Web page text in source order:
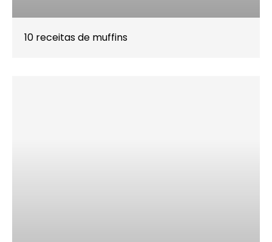
10 receitas de muffins